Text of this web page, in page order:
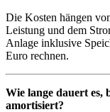
Die Kosten hängen
Leistung und dem
Anlage inklusive
Euro rechnen.
Wie lange dauert es,
amortisiert?